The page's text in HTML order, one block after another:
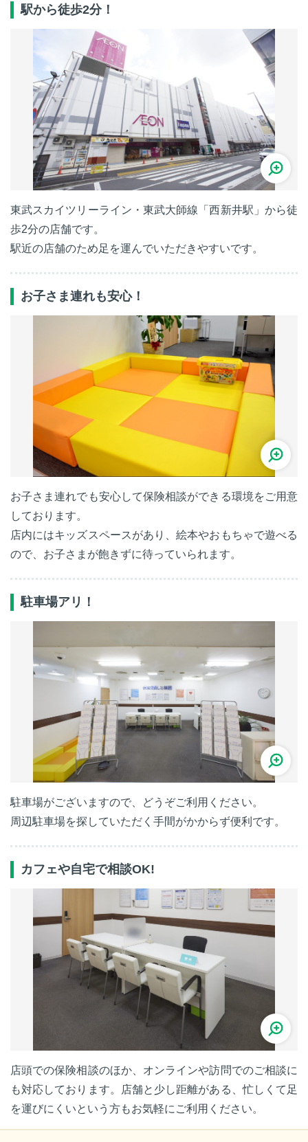
駅から徒歩2分！
東武スカイツリーライン・東武大師線「西新井駅」から徒
歩2分の店舗です。
駅近の店舗のため足を運んでいただきやすいです。
お子さま連れも安心！
お子さま連れでも安心して保険相談ができる環境をご用意
しております。
店内にはキッズスペースがあり、絵本やおもちゃで遊べる
ので、お子さまが飽きずに待っていられます。
駐車場アリ！
駐車場がございますので、どうぞご利用ください。
周辺駐車場を探していただく手間がかからず便利です。
カフェや自宅で相談OK!
店頭での保険相談のほか、オンラインや訪問でのご相談に
も対応しております。店舗と少し距離がある、忙しくて足
を運びにくいという方もお気軽にご利用ください。